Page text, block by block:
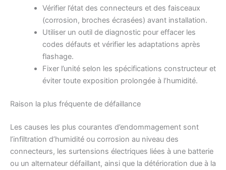
Vérifier l’état des connecteurs et des faisceaux
(corrosion, broches écrasées) avant installation.
Utiliser un outil de diagnostic pour effacer les
codes défauts et vérifier les adaptations après
flashage.
Fixer l’unité selon les spécifications constructeur et
éviter toute exposition prolongée à l’humidité.
Raison la plus fréquente de défaillance
Les causes les plus courantes d’endommagement sont
l’infiltration d’humidité ou corrosion au niveau des
connecteurs, les surtensions électriques liées à une batterie
ou un alternateur défaillant, ainsi que la détérioration due à la